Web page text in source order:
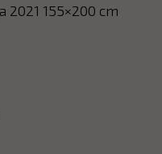
2021 155×200 cm